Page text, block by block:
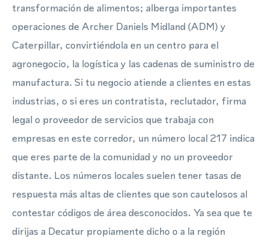
transformación de alimentos; alberga importantes
operaciones de Archer Daniels Midland (ADM) y
Caterpillar, convirtiéndola en un centro para el
agronegocio, la logística y las cadenas de suministro de
manufactura. Si tu negocio atiende a clientes en estas
industrias, o si eres un contratista, reclutador, firma
legal o proveedor de servicios que trabaja con
empresas en este corredor, un número local 217 indica
que eres parte de la comunidad y no un proveedor
distante. Los números locales suelen tener tasas de
respuesta más altas de clientes que son cautelosos al
contestar códigos de área desconocidos. Ya sea que te
dirijas a Decatur propiamente dicho o a la región